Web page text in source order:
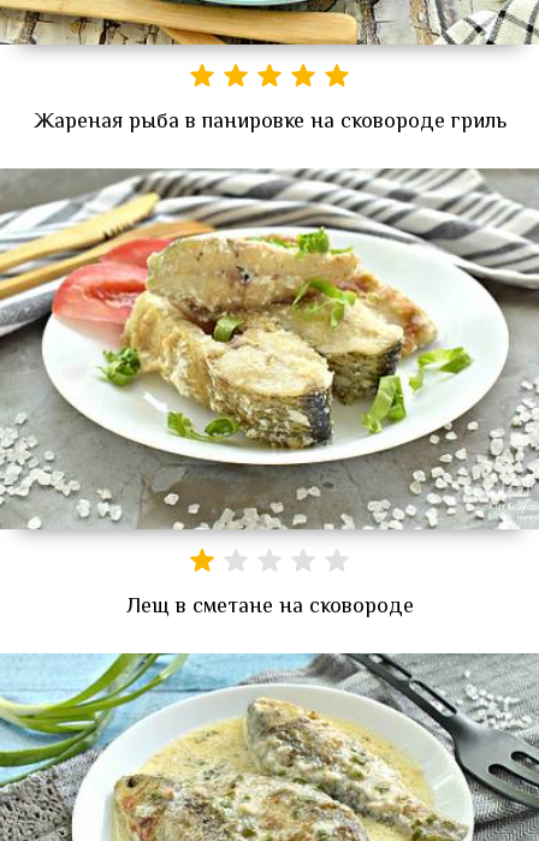
Жареная рыба в панировке на сковороде гриль
Лещ в сметане на сковороде